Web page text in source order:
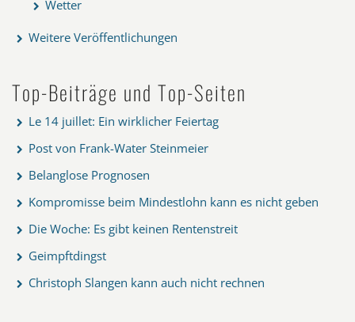
Wetter
Weitere Veröffentlichungen
Top-Beiträge und Top-Seiten
Le 14 juillet: Ein wirklicher Feiertag
Post von Frank-Water Steinmeier
Belanglose Prognosen
Kompromisse beim Mindestlohn kann es nicht geben
Die Woche: Es gibt keinen Rentenstreit
Geimpftdingst
Christoph Slangen kann auch nicht rechnen